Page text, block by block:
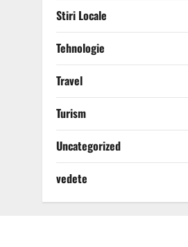
Stiri Locale
Tehnologie
Travel
Turism
Uncategorized
vedete